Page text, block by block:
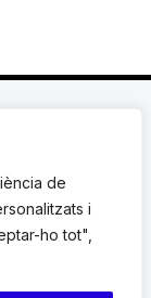
de
i
ho tot",